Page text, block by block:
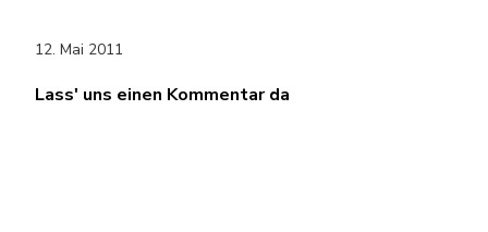
12. Mai 2011
Lass' uns einen Kommentar da